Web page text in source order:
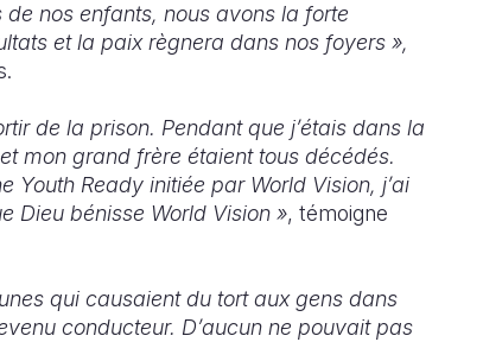
nos enfants, nous avons la forte
et la paix règnera dans nos foyers »,
de la prison. Pendant que j’étais dans la
mon grand frère étaient tous décédés.
Youth Ready initiée par World Vision, j’ai
Dieu bénisse World Vision », témoigne
qui causaient du tort aux gens dans
conducteur. D’aucun ne pouvait pas